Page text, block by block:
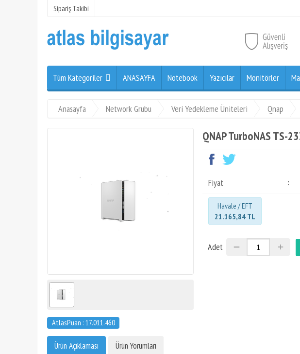
Sipariş Takibi
Tüm Kategoriler ANASAYFA Notebook Yazıcılar Monitörler
Anasayfa Network Grubu Veri Yedekleme Üniteleri Qnap
AtlasPuan : 17.011.460
QNAP TurboNAS TS-
Fiyat :
Havale / EFT
21.165,84 TL
Adet
Ürün Açıklaması Ürün Yorumları